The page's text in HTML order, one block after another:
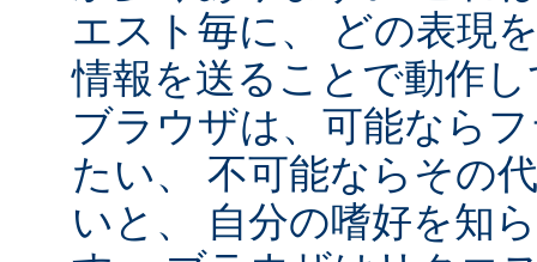
エスト毎に、 どの表現
情報を送ることで動作
ブラウザは、可能なら
たい、 不可能ならその
いと、 自分の嗜好を知